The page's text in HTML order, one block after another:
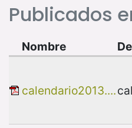
Publicados
Nombre
calendario2013....